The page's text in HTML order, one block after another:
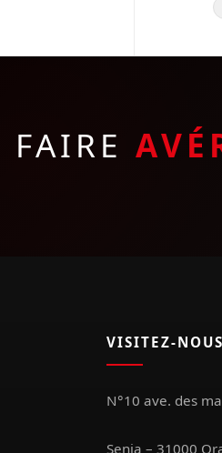
VISITEZ-NOUS
N°10 ave. des
Senia – 31000